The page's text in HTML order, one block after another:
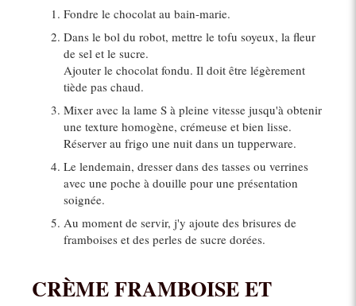
Fondre le chocolat au bain-marie.
Dans le bol du robot, mettre le tofu soyeux, la fleur
de sel et le sucre.
Ajouter le chocolat fondu. Il doit être légèrement
tiède pas chaud.
Mixer avec la lame S à pleine vitesse jusqu'à obtenir
une texture homogène, crémeuse et bien lisse.
Réserver au frigo une nuit dans un tupperware.
Le lendemain, dresser dans des tasses ou verrines
avec une poche à douille pour une présentation
soignée.
Au moment de servir, j'y ajoute des brisures de
framboises et des perles de sucre dorées.
CRÈME FRAMBOISE ET